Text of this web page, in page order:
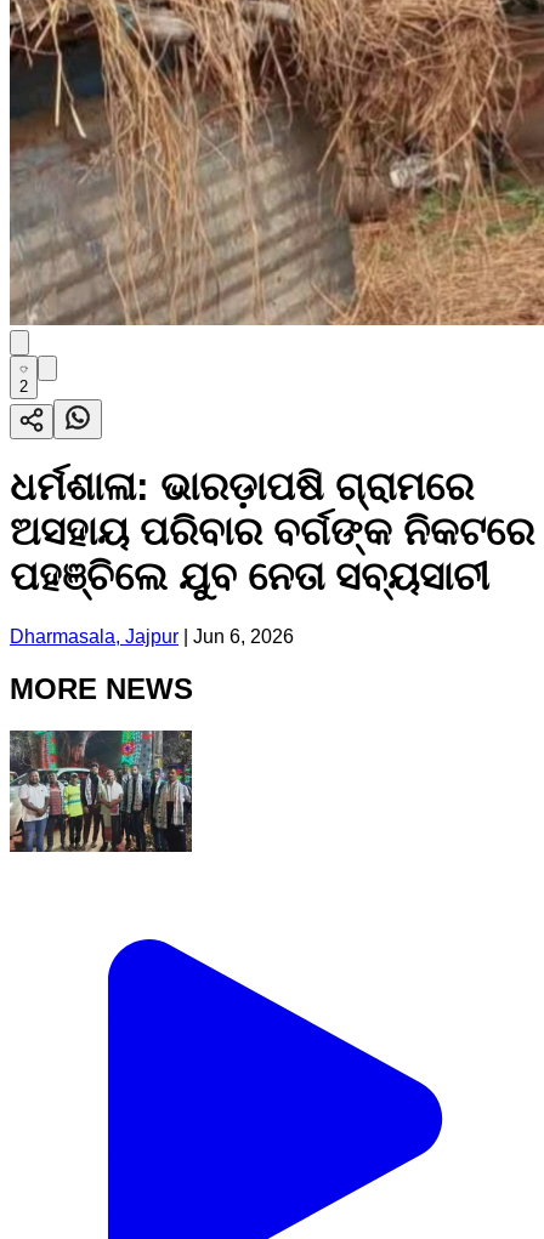
2
ଧର୍ମଶାଳା: ଭାରଡ଼ାପଷି ଗ୍ରାମରେ
ଅସହାୟ ପରିବାର ବର୍ଗଙ୍କ ନିକଟରେ
ପହଞ୍ଚିଲେ ଯୁବ ନେତା ସବ୍ୟସାଚୀ
Dharmasala, Jajpur Jun 6, 2026
MORE NEWS